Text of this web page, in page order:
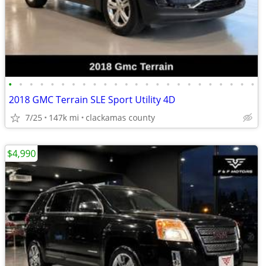
• • • • • • • • • • • • • • • • • • • • • • • •
2018 GMC Terrain SLE Sport Utility 4D
7/25 147k mi clackamas county
$4,990